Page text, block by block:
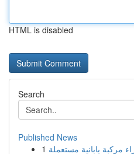
HTML is disabled
Search
Published News
1 مركبة يابانية مستعملة